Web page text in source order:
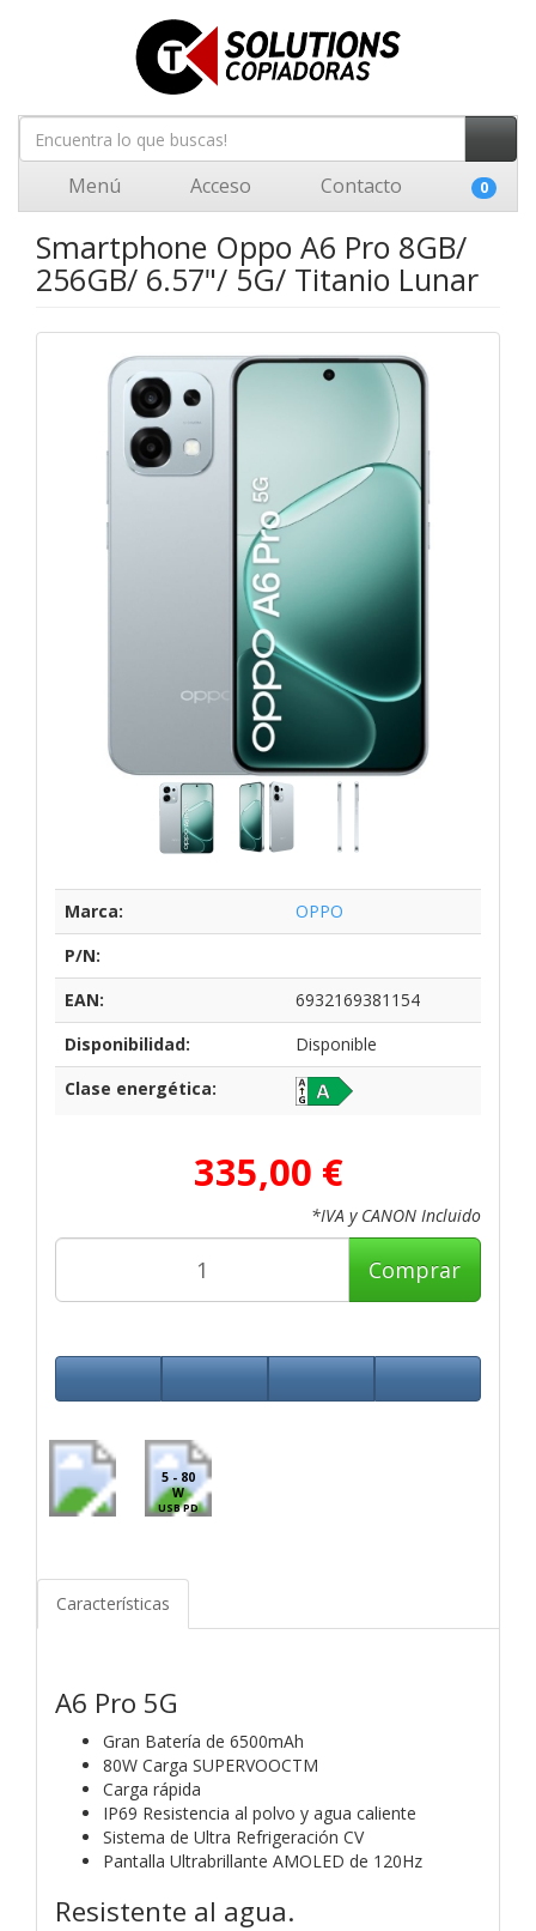
Menú Acceso Contacto 0
Smartphone Oppo A6 Pro 8GB/
256GB/ 6.57"/ 5G/ Titanio Lunar
Marca:
OPPO
P/N:
EAN:
6932169381154
Disponibilidad:
Disponible
Clase energética:
335,00 €
*IVA y CANON Incluido
Comprar
5 - 80
W
USB PD
Características
A6 Pro 5G
Gran Batería de 6500mAh
80W Carga SUPERVOOCTM
Carga rápida
IP69 Resistencia al polvo y agua caliente
Sistema de Ultra Refrigeración CV
Pantalla Ultrabrillante AMOLED de 120Hz
Resistente al agua.